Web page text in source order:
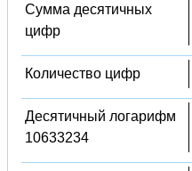
Сумма десятичных
цифр
Количество цифр
Десятичный логарифм
10633234